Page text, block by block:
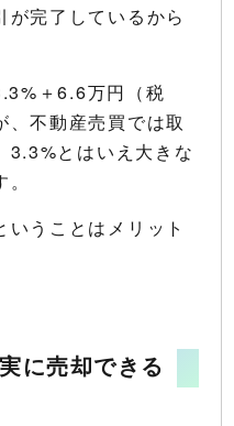
完了しているから
＋6.6万円（税
不動産売買では取
3.3%とはいえ大きな
うことはメリット
に売却できる